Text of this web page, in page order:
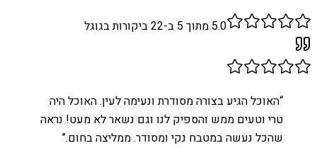
5.0 מתוך 5 ב- 22ביקורות בגוגל
“האוכל הגיע בצורה מסודרת ונעימה לעין. האוכל היה
טרי וטעים ממש והספיק לנו וגם נשאר לא מעט! נראה
שהכל נעשה במטבח נקי ומסודר. ממליצה בחום.”